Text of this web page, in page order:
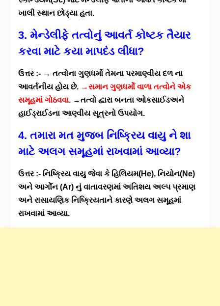
ખાલી સ્થાન છોડ્યા હતા.
3. મેન્ડેલીફે તત્વોનું આવર્ત કોષ્ટક તૈયાર
કરવા માટે કયા માપદંડ લીધા?
ઉત્તર :- → તત્વોના ગુણધર્મો તેમના પરમાણ્વીય દળ ના
આવર્તનીય હોય છે. →સમાન ગુણધર્મો વાળા તત્વોને એક
સમૂહમાં ગોઠવવા.→તત્વો દ્વારા બનતા ઓકસાઈડઅને
હાઈડ્રાઈડના આણ્વીય સૂત્રનો ઉપયોગ.
4. તમારા મત મુજબ નિષ્ક્રિય વાયુ ને શા
માટે અલગ સમૂહમાં રાખવામાં આવ્યા?
ઉત્તર :- નિષ્ક્રિય વાયુ જેવા કે હિલિયમ(He), નિયોન(Ne)
અને આર્ગોન (Ar) નું વાતાવરણમાં અતિશય અલ્પ પ્રમાણ
અને રાસાયણિક નિષ્ક્રિયતાને કારણે અલગ સમૂહમાં
રાખવામાં આવ્યા.